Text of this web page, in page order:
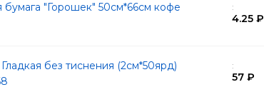
бумага "Горошек" 50см*66см кофе :
4.25 ₽
без тиснения (2см*50ярд)
:
57 ₽